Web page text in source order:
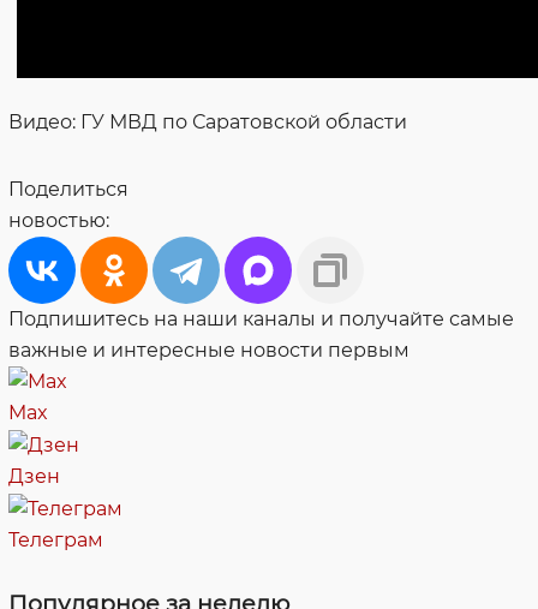
Видео: ГУ МВД по Саратовской области
Поделиться
новостью:
Подпишитесь на наши каналы и получайте самые
важные и интересные новости первым
Max
Дзен
Телеграм